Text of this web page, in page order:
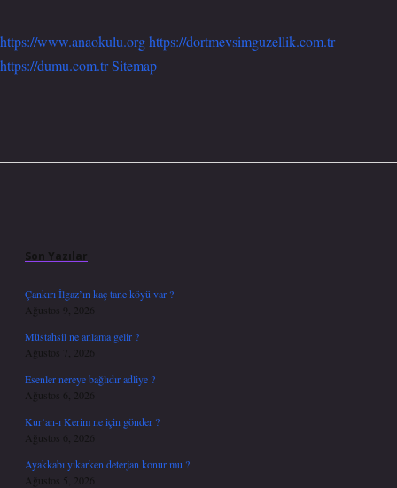
https://www.anaokulu.orghttps://dortmevsimguzellik.com.tr
https://dumu.com.trSitemap
Son Yazılar
Çankırı İlgaz’ın kaç tane köyü var ?
Ağustos 9, 2026
Müstahsil ne anlama gelir ?
Ağustos 7, 2026
Esenler nereye bağlıdır adliye ?
Ağustos 6, 2026
Kur’an-ı Kerim ne için gönder ?
Ağustos 6, 2026
Ayakkabı yıkarken deterjan konur mu ?
Ağustos 5, 2026